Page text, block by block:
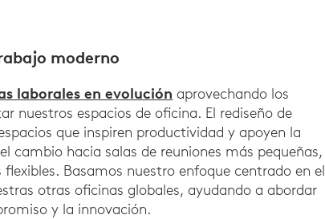
moderno
laborales en evolución aprovechando los
nuestros espacios de oficina. El rediseño de
que inspiren productividad y apoyen la
cambio hacia salas de reuniones más pequeñas,
Basamos nuestro enfoque centrado en el
otras oficinas globales, ayudando a abordar
y la innovación.